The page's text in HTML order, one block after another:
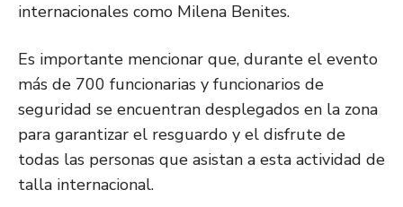
internacionales como Milena Benites.
Es importante mencionar que, durante el evento
más de 700 funcionarias y funcionarios de
seguridad se encuentran desplegados en la zona
para garantizar el resguardo y el disfrute de
todas las personas que asistan a esta actividad de
talla internacional.